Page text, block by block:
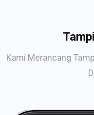
Kami Merancang